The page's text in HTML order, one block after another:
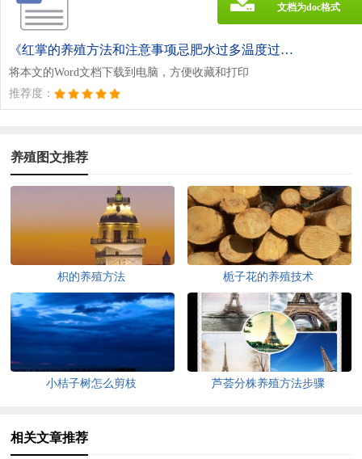
《红掌的养殖方法和注意事项忌肥水过多温度过低.doc》
将本文的Word文档下载到电脑，方便收藏和打印
推荐度：
文档为doc格式
养殖图文推荐
枳的养殖方法 栀子花的养殖技术
小桔子树怎么剪枝 芦荟分株养殖方法步骤
相关文章推荐